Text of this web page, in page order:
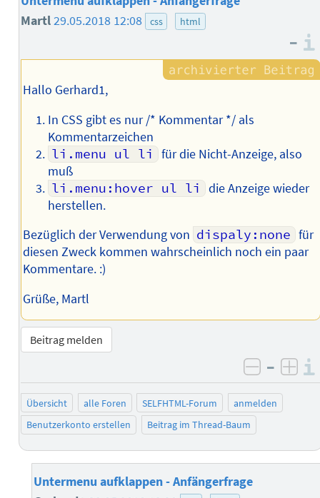
Martl29.05.2018 12:08 css html
–
Hallo Gerhard1,
In CSS gibt es nur /* Kommentar */ als
Kommentarzeichen
li.menu ul li
für die Nicht-Anzeige, also
muß
li.menu:hover ul li
die Anzeige wieder
herstellen.
Bezüglich der Verwendung von dispaly:none für
diesen Zweck kommen wahrscheinlich noch ein paar
Kommentare. :)
Grüße, Martl
Beitrag melden
negativ
–
Übersicht alle Foren SELFHTML-Forum
anmelden
Benutzerkonto erstellen
Beitrag im Thread-Baum
Untermenu aufklappen - Anfängerfrage